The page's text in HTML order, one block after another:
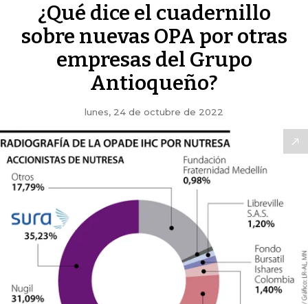
¿Qué dice el cuadernillo
sobre nuevas OPA por otras
empresas del Grupo
Antioqueño?
lunes, 24 de octubre de 2022